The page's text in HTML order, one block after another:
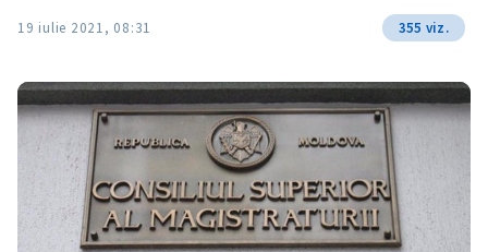
19 iulie 2021, 08:31 355 viz.